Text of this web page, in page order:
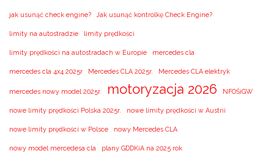
jak usunąć check engine? Jak usunąć kontrolkę Check Engine?
limity na autostradzie limity prędkości
limity prędkości na autostradach w Europie mercedes cla
mercedes cla 4x4 2025r Mercedes CLA 2025r. Mercedes CLA elektryk
mercedes nowy model 2025r. motoryzacja 2026 NFOŚiGW
nowe limity prędkości Polska 2025r. nowe limity prędkości w Austrii
nowe limity prędkości w Polsce nowy Mercedes CLA
nowy model mercedesa cla plany GDDKiA na 2025 rok